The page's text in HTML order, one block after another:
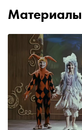
Материалы